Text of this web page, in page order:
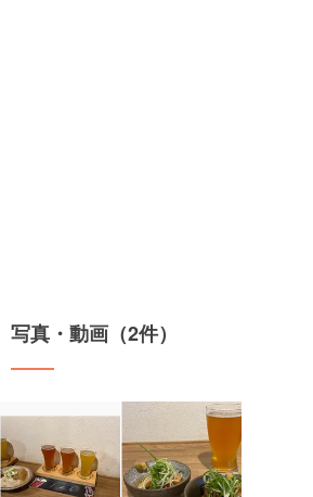
写真・動画（2件）